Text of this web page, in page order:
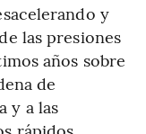
y
las presiones
años sobre
de
y a las